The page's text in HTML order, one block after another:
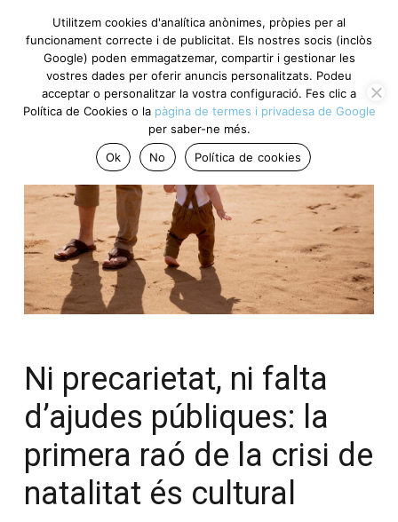
Ni precarietat, ni falta
d’ajudes públiques: la
primera raó de la crisi de
natalitat és cultural
Utilitzem cookies d'analítica anònimes, pròpies per al
funcionament correcte i de publicitat. Els nostres socis (inclòs
Google) poden emmagatzemar, compartir i gestionar les
vostres dades per oferir anuncis personalitzats. Podeu
acceptar o personalitzar la vostra configuració. Fes clic a
Política de Cookies o la pàgina de termes i privadesa de Google
per saber-ne més.
Ok
No Política de cookies